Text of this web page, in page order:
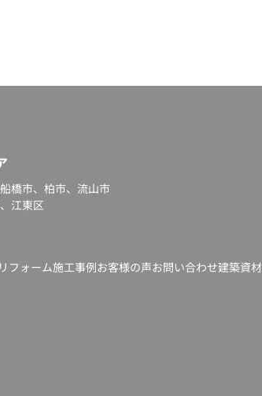
船橋市、柏市、流山市
江東区
フォーム施工事例お客様の声お問い合わせ建築資